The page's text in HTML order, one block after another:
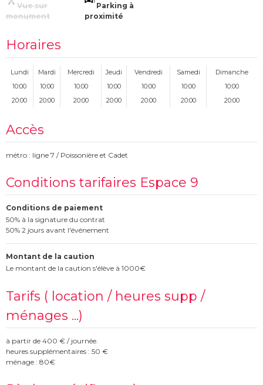
Vue sur
monument
Parking à
proximité
Horaires
Lundi Mardi Mercredi Jeudi Vendredi Samedi
Dimanche
10:00
10:00 10:00 10:00 10:00 10:00
10:00
20:00
20:00 20:00 20:00 20:00 20:00 20:00
Accès
métro : ligne 7 / Poissonière et Cadet
Conditions tarifaires Espace 9
Conditions de paiement
50% à la signature du contrat
50% 2 jours avant l'événement
Montant de la caution
Le montant de la caution s'élève à 1000€
Tarifs ( location / heures supp /
ménages ...)
à partir de 400 € / journée.
heures supplémentaires : 50 €
ménage : 80€